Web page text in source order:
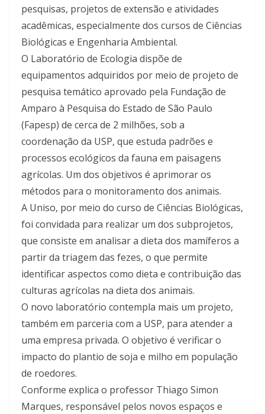
pesquisas, projetos de extensão e atividades
acadêmicas, especialmente dos cursos de Ciências
Biológicas e Engenharia Ambiental.
O Laboratório de Ecologia dispõe de
equipamentos adquiridos por meio de projeto de
pesquisa temático aprovado pela Fundação de
Amparo à Pesquisa do Estado de São Paulo
(Fapesp) de cerca de 2 milhões, sob a
coordenação da USP, que estuda padrões e
processos ecológicos da fauna em paisagens
agrícolas. Um dos objetivos é aprimorar os
métodos para o monitoramento dos animais.
A Uniso, por meio do curso de Ciências Biológicas,
foi convidada para realizar um dos subprojetos,
que consiste em analisar a dieta dos mamíferos a
partir da triagem das fezes, o que permite
identificar aspectos como dieta e contribuição das
culturas agrícolas na dieta dos animais.
O novo laboratório contempla mais um projeto,
também em parceria com a USP, para atender a
uma empresa privada. O objetivo é verificar o
impacto do plantio de soja e milho em população
de roedores.
Conforme explica o professor Thiago Simon
Marques, responsável pelos novos espaços e